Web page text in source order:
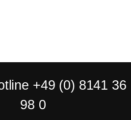
+49 (0) 8141 36
98 0